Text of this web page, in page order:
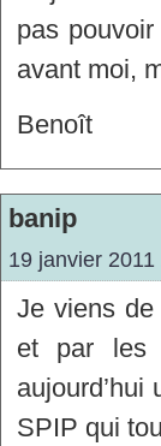
pas
avant moi,
Benoît
banip
19 janvier
Je viens
et par les
SPIP qui